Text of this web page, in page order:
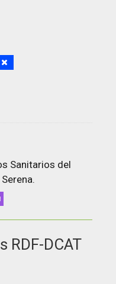
Sanitarios del
RDF-DCAT